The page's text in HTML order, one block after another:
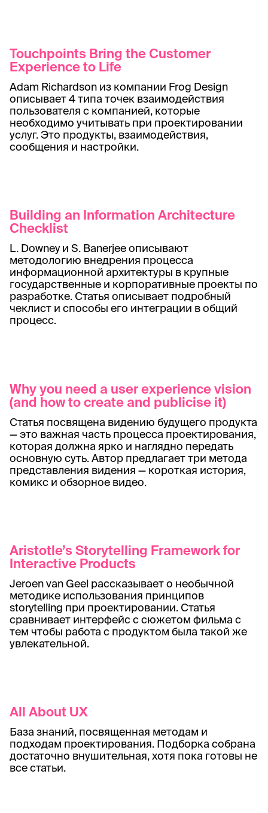
Touchpoints Bring the Customer
Experience to Life
Adam Richardson из компании Frog Design
описывает 4 типа точек взаимодействия
пользователя с компанией, которые
необходимо учитывать при проектировании
услуг. Это продукты, взаимодействия,
сообщения и настройки.
Building an Information Architecture
Checklist
L. Downey и S. Banerjee описывают
методологию внедрения процесса
информационной архитектуры в крупные
государственные и корпоративные проекты по
разработке. Статья описывает подробный
чеклист и способы его интеграции в общий
процесс.
Why you need a user experience vision
(and how to create and publicise it)
Статья посвящена видению будущего продукта
— это важная часть процесса проектирования,
которая должна ярко и наглядно передать
основную суть. Автор предлагает три метода
представления видения — короткая история,
комикс и обзорное видео.
Aristotle’s Storytelling Framework for
Interactive Products
Jeroen van Geel рассказывает о необычной
методике использования принципов
storytelling при проектировании. Статья
сравнивает интерфейс с сюжетом фильма с
тем чтобы работа с продуктом была такой же
увлекательной.
All About UX
База знаний, посвященная методам и
подходам проектирования. Подборка собрана
достаточно внушительная, хотя пока готовы не
все статьи.